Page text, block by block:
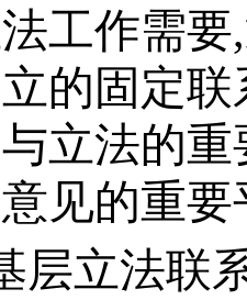
工作需
的固定
立法的
见的重要
层立法联